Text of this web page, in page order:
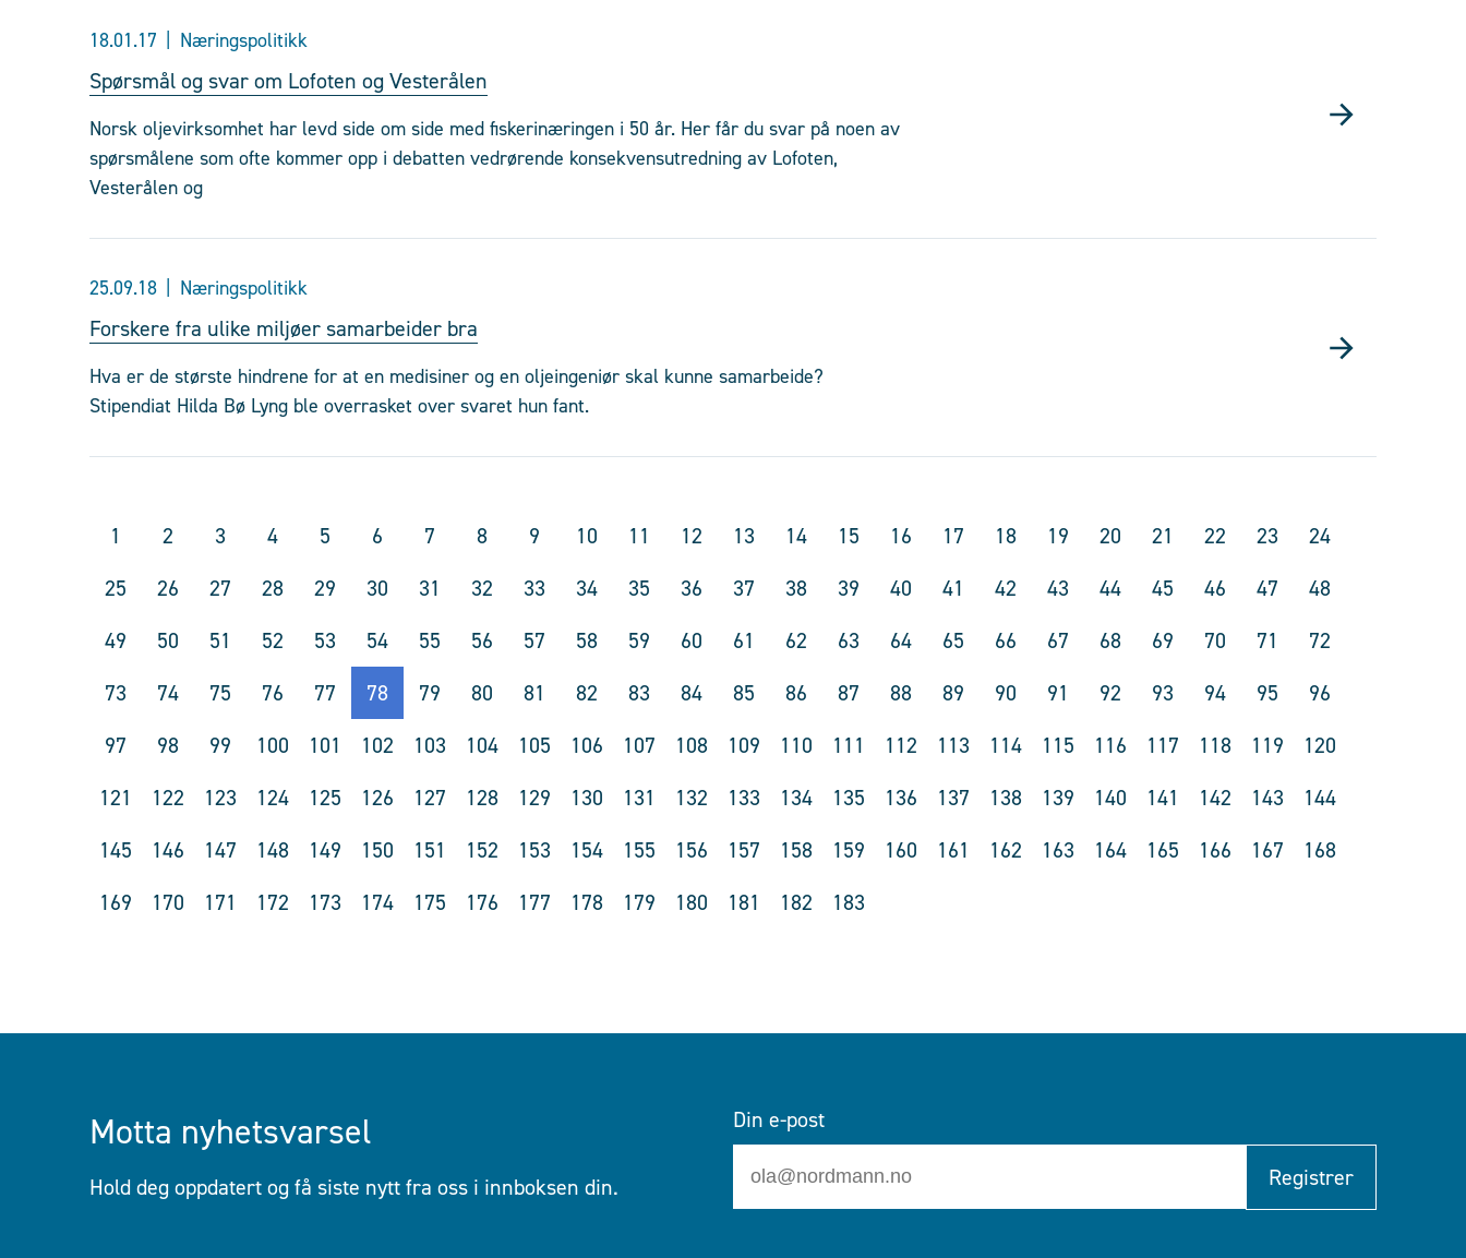
18.01.17 Næringspolitikk
Spørsmål og svar om Lofoten og Vesterålen
Norsk oljevirksomhet har levd side om side med fiskerinæringen i 50 år. Her får du svar på noen av
spørsmålene som ofte kommer opp i debatten vedrørende konsekvensutredning av Lofoten,
Vesterålen og
25.09.18 Næringspolitikk
Forskere fra ulike miljøer samarbeider bra
Hva er de største hindrene for at en medisiner og en oljeingeniør skal kunne samarbeide?
Stipendiat Hilda Bø Lyng ble overrasket over svaret hun fant.
1 2 3 4 5 6 7 8 9 10 11 12 13 14 15 16 17 18 19 20 21 22 23
24
25
26 27 28 29 30 31 32 33 34 35 36 37 38 39 40 41 42 43 44 45 46 47
48
49
50 51 52 53 54 55 56 57 58 59 60 61 62 63 64 65 66 67 68 69 70 71
72
73
74 75 76 77 78 79 80 81 82 83 84 85 86 87 88 89 90 91 92 93 94 95
96
97
98 99 100 101 102 103 104 105 106 107 108 109 110 111 112 113 114 115 116 117 118 119
120
121
122 123 124 125 126 127 128 129 130 131 132 133 134 135 136 137 138 139 140 141 142 143
144
145
146 147 148 149 150 151 152 153 154 155 156 157 158 159 160 161 162 163 164 165 166 167
168
169
170 171 172 173 174 175 176 177 178 179 180 181 182 183
Motta nyhetsvarsel
Hold deg oppdatert og få siste nytt fra oss i innboksen din.
Din e-post
Registrer